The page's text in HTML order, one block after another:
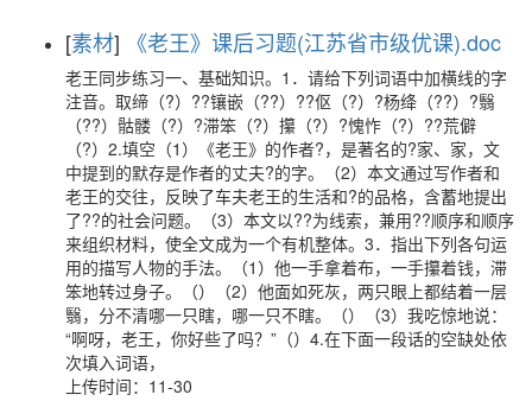
[素材] 《老王》课后习题(江苏省市级优课).doc
老王同步练习一、基础知识。1．请给下列词语中加横线的字
注音。取缔（?）??镶嵌（??）??伛（?）?杨绛（??）?翳
（??）骷髅（?）?滞笨（?）攥（?）?愧怍（?）??荒僻
（?）2.填空（1）《老王》的作者?，是著名的?家、家，文
中提到的默存是作者的丈夫?的字。（2）本文通过写作者和
老王的交往，反映了车夫老王的生活和?的品格，含蓄地提出
了??的社会问题。（3）本文以??为线索，兼用??顺序和顺序
来组织材料，使全文成为一个有机整体。3．指出下列各句运
用的描写人物的手法。（1）他一手拿着布，一手攥着钱，滞
笨地转过身子。（）（2）他面如死灰，两只眼上都结着一层
翳，分不清哪一只瞎，哪一只不瞎。（）（3）我吃惊地说：
“啊呀，老王，你好些了吗？”（）4.在下面一段话的空缺处依
次填入词语，
上传时间：11-30